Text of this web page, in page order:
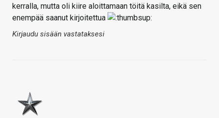
kerralla, mutta oli kiire aloittamaan töitä kasilta, eikä sen
enempää saanut kirjoitettua
Kirjaudu sisään vastataksesi